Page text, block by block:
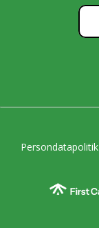
Persondatapolitik